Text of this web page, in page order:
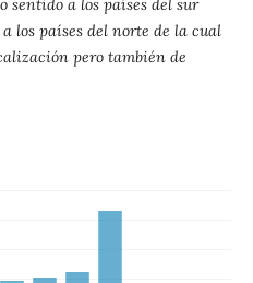
sentido a los países del sur
los países del norte de la cual
pero también de